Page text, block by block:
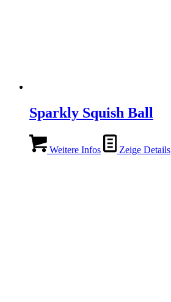
Sparkly Squish Ball
Weitere Infos Zeige Details